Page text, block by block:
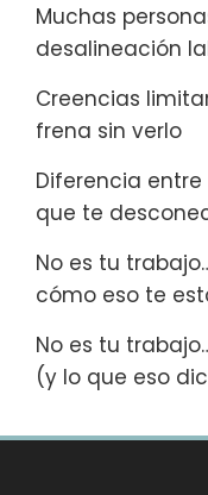
Muchas
desalineación
Creencias
frena sin verlo
Diferencia
que te
No es tu
cómo eso te
No es tu
(y lo que eso